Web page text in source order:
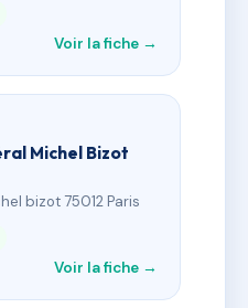
Voir la fiche →
Michel Bizot
bizot 75012 Paris
Voir la fiche →